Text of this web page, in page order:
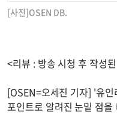
[사진]OSEN DB.
<리뷰 : 방송 시청 후 작성
[OSEN=오세진 기자] '유
포인트로 알려진 눈밑 점